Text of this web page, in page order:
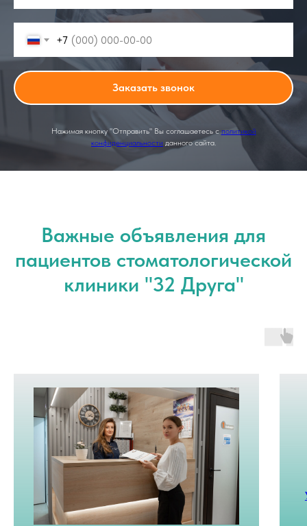
+7
Заказать звонок
Нажимая кнопку "Отправить" Вы соглашаетесь с политикой
конфиденциальности данного сайта.
Важные объявления для
пациентов стоматологической
клиники "32 Друга"